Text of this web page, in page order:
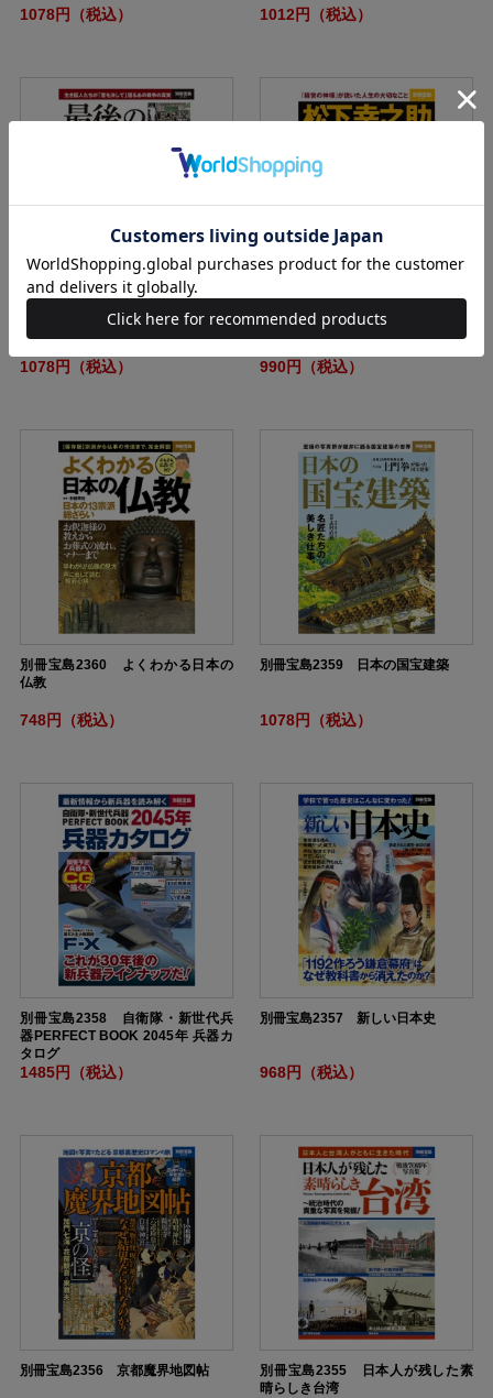
1078円（税込） 1012円（税込）
別冊宝島2363 最後の証言記録 太
1078円（税込）
別冊宝島2361 松下幸之助という
生き方
990円（税込）
別冊宝島2360 よくわかる日本の
仏教
748円（税込）
別冊宝島2359 日本の国宝建築
1078円（税込）
別冊宝島2358 自衛隊・新世代兵
器PERFECT BOOK 2045年 兵器カ
タログ
1485円（税込）
別冊宝島2357 新しい日本史
968円（税込）
別冊宝島2356 京都魔界地図帖
別冊宝島2355 日本人が残した素
晴らしき台湾